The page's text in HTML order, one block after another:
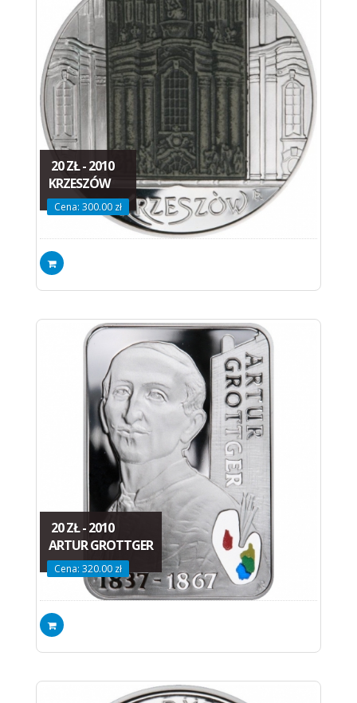
20 ZŁ - 2010
KRZESZÓW
Cena: 300.00 zł
20 ZŁ - 2010
ARTUR GROTTGER
Cena: 320.00 zł